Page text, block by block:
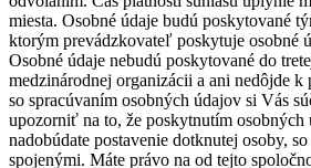
miesta. Osobné údaje budú poskytované
ktorým prevádzkovateľ poskytuje osobné
Osobné údaje nebudú poskytované do
medzinárodnej organizácii a ani nedôjde
so spracúvaním osobných údajov si Vás
upozorniť na to, že poskytnutím osobných
nadobúdate postavenie dotknutej osoby,
spojenými. Máte právo na od tejto